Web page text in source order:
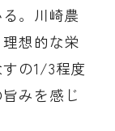
。川崎農
想的な栄
の1/3程度
みを感じ